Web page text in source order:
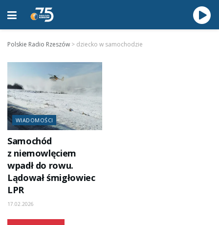
Polskie Radio Rzeszów > dziecko w samochodzie
WIADOMOŚCI
Samochód
z niemowlęciem
wpadł do rowu.
Lądował śmigłowiec
LPR
17.02.2026